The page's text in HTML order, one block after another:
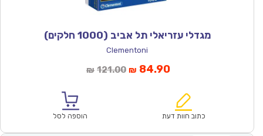
מגדלי עזריאלי תל אביב (1000 חלקים)
Clementoni
₪ 121.00המחיר
₪121.00.
₪ 84.90המחיר
הוא:
כתוב חוות דעת הוספה לסל